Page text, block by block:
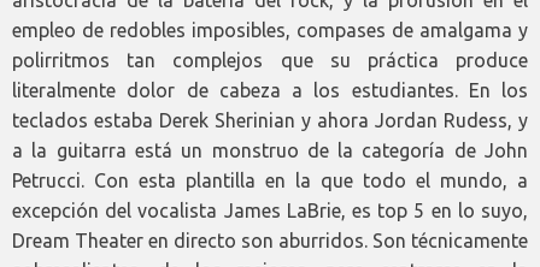
empleo de redobles imposibles, compases de amalgama y
polirritmos tan complejos que su práctica produce
literalmente dolor de cabeza a los estudiantes. En los
teclados estaba Derek Sherinian y ahora Jordan Rudess, y
a la guitarra está un monstruo de la categoría de John
Petrucci. Con esta plantilla en la que todo el mundo, a
excepción del vocalista James LaBrie, es top 5 en lo suyo,
Dream Theater en directo son aburridos. Son técnicamente